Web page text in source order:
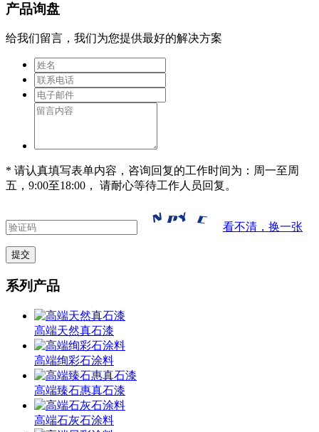
产品询盘
给我们留言，我们为您提供最好的解决方案
* 请认真填写表单内容，咨询回复的工作时间为：周一至周
五，9:00至18:00， 请耐心等待工作人员回复。
看不清，换一张
系列产品
高端天然真石漆
高端绚彩石涂料
高端臻石惠真石漆
高端石灰石涂料